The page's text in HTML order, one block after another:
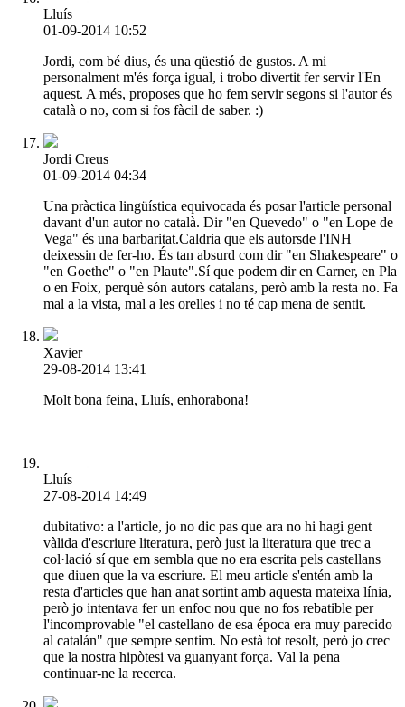
Lluís
01-09-2014 10:52
Jordi, com bé dius, és una qüestió de gustos. A mi
personalment m'és força igual, i trobo divertit fer servir l'En
aquest. A més, proposes que ho fem servir segons si l'autor és
català o no, com si fos fàcil de saber. :)
Jordi Creus
01-09-2014 04:34
Una pràctica lingüística equivocada és posar l'article personal
davant d'un autor no català. Dir "en Quevedo" o "en Lope de
Vega" és una barbaritat.Caldria que els autorsde l'INH
deixessin de fer-ho. És tan absurd com dir "en Shakespeare" o
"en Goethe" o "en Plaute".Sí que podem dir en Carner, en Pla
o en Foix, perquè són autors catalans, però amb la resta no. Fa
mal a la vista, mal a les orelles i no té cap mena de sentit.
Xavier
29-08-2014 13:41
Molt bona feina, Lluís, enhorabona!
Lluís
27-08-2014 14:49
dubitativo: a l'article, jo no dic pas que ara no hi hagi gent
vàlida d'escriure literatura, però just la literatura que trec a
col·lació sí que em sembla que no era escrita pels castellans
que diuen que la va escriure. El meu article s'entén amb la
resta d'articles que han anat sortint amb aquesta mateixa línia,
però jo intentava fer un enfoc nou que no fos rebatible per
l'incomprovable "el castellano de esa época era muy parecido
al catalán" que sempre sentim. No està tot resolt, però jo crec
que la nostra hipòtesi va guanyant força. Val la pena
continuar-ne la recerca.